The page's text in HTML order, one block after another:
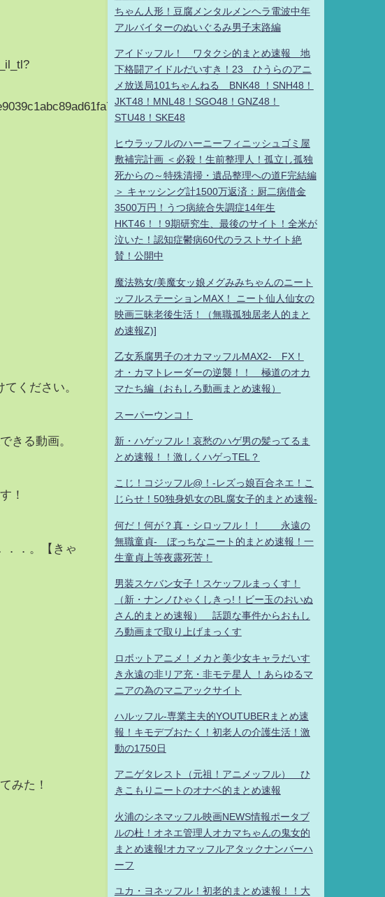
ください。
きる動画。
！
．．。【きゃ
みた！
ちゃん人形！豆腐メンタルメンヘラ電波中年
アルバイターのぬいぐるみ男子末路編
アイドッフル！ ワタクシ的まとめ速報 地
下格闘アイドルだいすき！23 ひうらのアニ
メ放送局101ちゃんねる BNK48 ！SNH48！
JKT48！MNL48！SGO48！GNZ48！
STU48！SKE48
ヒウラッフルのハーニーフィニッシュゴミ屋
敷補完計画 ＜必殺！生前整理人！孤立し孤独
死からの～特殊清掃・遺品整理への道F完結編
＞ キャッシング計1500万返済：厨二病借金
3500万円！うつ病統合失調症14年生
HKT46！！9期研究生、最後のサイト！全米が
泣いた！認知症鬱病60代のラストサイト絶
賛！公開中
魔法熟女/美魔女ッ娘メグみみちゃんのニート
ッフルステーションMAX！ ニート仙人仙女の
映画三昧老後生活！（無職孤独居老人的まと
め速報Z)]
乙女系腐男子のオカマッフルMAX2- FX！
オ・カマトレーダーの逆襲！！ 極道のオカ
マたち編（おもしろ動画まとめ速報）
スーパーウンコ！
新・ハゲッフル！哀愁のハゲ男の髪ってるま
とめ速報！！激しくハゲっTEL？
こじ！コジッフル@！-レズっ娘百合ネエ！こ
じらせ！50独身処女のBL腐女子的まとめ速報-
何だ！何が？真・シロッフル！！ 永遠の
無職童貞- ぼっちなニート的まとめ速報！一
生童貞上等夜露死苦！
男装スケバン女子！スケッフルまっくす！
（新・ナンノひゃくしきっ!！ビー玉のおいぬ
さん的まとめ速報） 話題な事件からおもし
ろ動画まで取り上げまっくす
ロボットアニメ！メカと美少女キャラだいす
き永遠の非リア充・非モテ星人 ！あらゆるマ
ニアの為のマニアックサイト
ハルッフル-専業主夫的YOUTUBERまとめ速
報！キモデブおたく！初老人の介護生活！激
動の1750日
アニゲタレスト（元祖！アニメッフル） ひ
きこもりニートのオナベ的まとめ速報
火浦のシネマッフル映画NEWS情報ポータブ
ルの杜！オネエ管理人オカマちゃんの鬼女的
まとめ速報!オカマッフルアタックナンバーハ
ーフ
ユカ・ヨネッフル！初老的まとめ速報！！大